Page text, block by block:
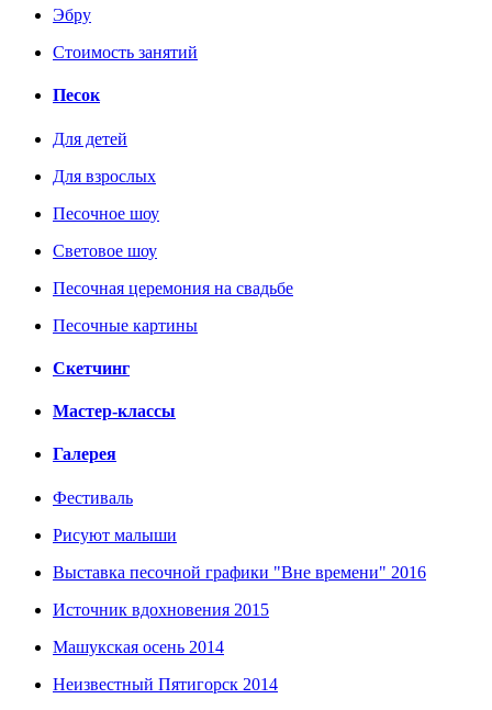
Эбру
Стоимость занятий
Песок
Для детей
Для взрослых
Песочное шоу
Световое шоу
Песочная церемония на свадьбе
Песочные картины
Скетчинг
Мастер-классы
Галерея
Фестиваль
Рисуют малыши
Выставка песочной графики "Вне времени" 2016
Источник вдохновения 2015
Машукская осень 2014
Неизвестный Пятигорск 2014